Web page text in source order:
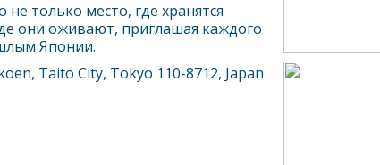
только место, где хранятся
они оживают, приглашая каждого
Японии.
Taito City, Tokyo 110-8712, Japan